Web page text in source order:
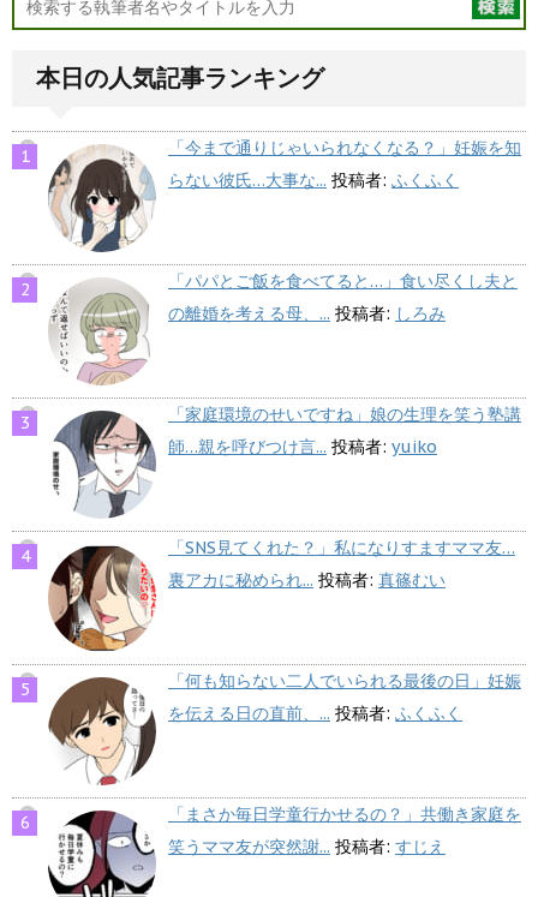
本日の人気記事ランキング
「今まで通りじゃいられなくなる？」妊娠を知
らない彼氏…大事な... 投稿者: ふくふく
「パパとご飯を食べてると…」食い尽くし夫と
の離婚を考える母、... 投稿者: しろみ
「家庭環境のせいですね」娘の生理を笑う塾講
師…親を呼びつけ言... 投稿者: yuiko
「SNS見てくれた？」私になりすますママ友…
裏アカに秘められ... 投稿者: 真篠むい
「何も知らない二人でいられる最後の日」妊娠
を伝える日の直前、... 投稿者: ふくふく
「まさか毎日学童行かせるの？」共働き家庭を
笑うママ友が突然謝... 投稿者: すじえ